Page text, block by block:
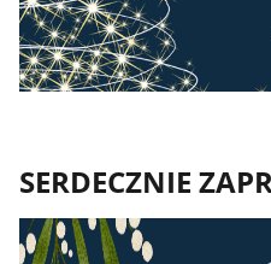
SERDECZNIE